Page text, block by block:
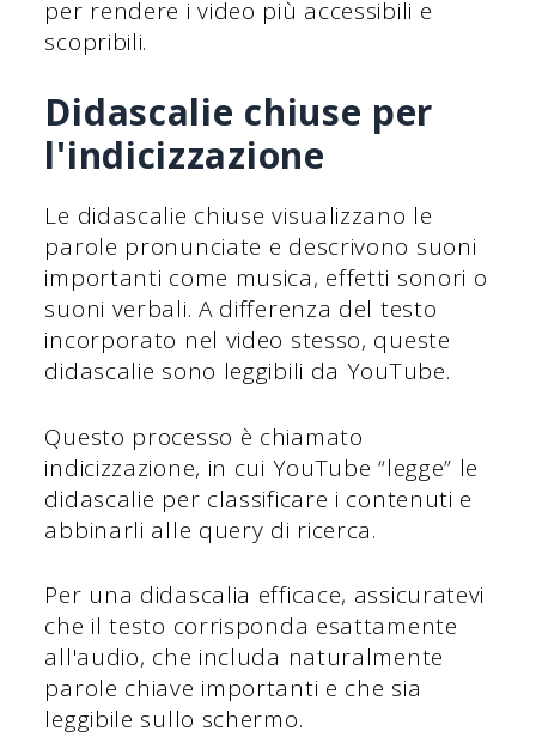
per rendere i video più accessibili e
scopribili.
Didascalie chiuse per
l'indicizzazione
Le didascalie chiuse visualizzano le
parole pronunciate e descrivono suoni
importanti come musica, effetti sonori o
suoni verbali. A differenza del testo
incorporato nel video stesso, queste
didascalie sono leggibili da YouTube.
Questo processo è chiamato
indicizzazione, in cui YouTube “legge” le
didascalie per classificare i contenuti e
abbinarli alle query di ricerca.
Per una didascalia efficace, assicuratevi
che il testo corrisponda esattamente
all'audio, che includa naturalmente
parole chiave importanti e che sia
leggibile sullo schermo.